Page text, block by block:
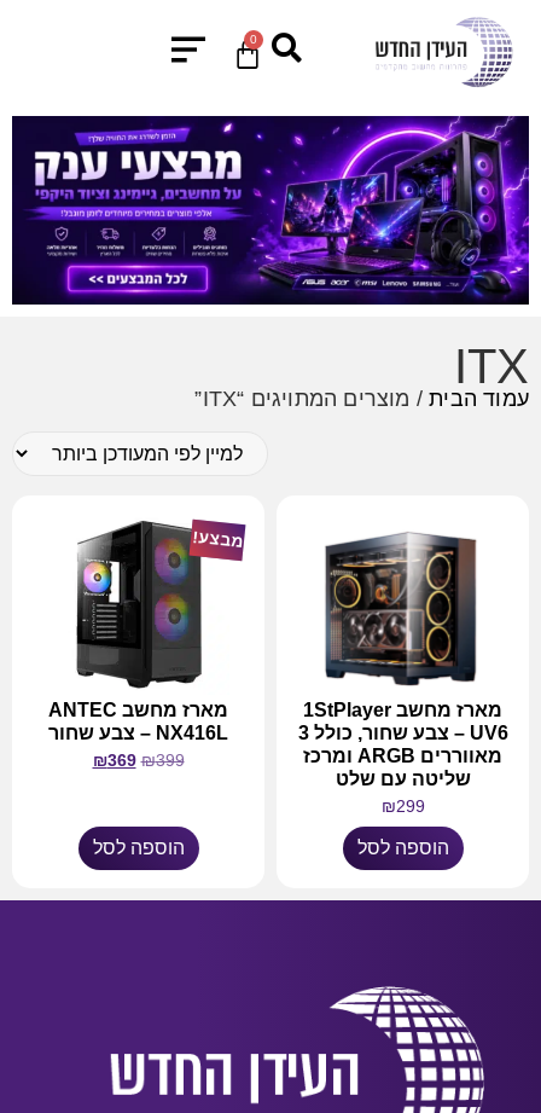
0
ITX
עמוד הבית/ מוצרים המתויגים “ITX”
מארז מחשב 1StPlayer
UV6 – צבע שחור, כולל 3
מאווררים ARGB ומרכז
שליטה עם שלט
₪299
הוספה לסל
מבצע!
מארז מחשב ANTEC
NX416L – צבע שחור
₪399
₪369
הוספה לסל